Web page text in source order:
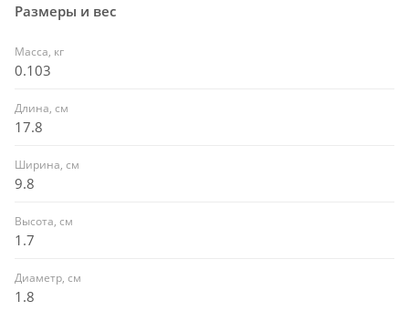
Размеры и вес
Масса, кг
0.103
Длина, см
17.8
Ширина, см
9.8
Высота, см
1.7
Диаметр, см
1.8